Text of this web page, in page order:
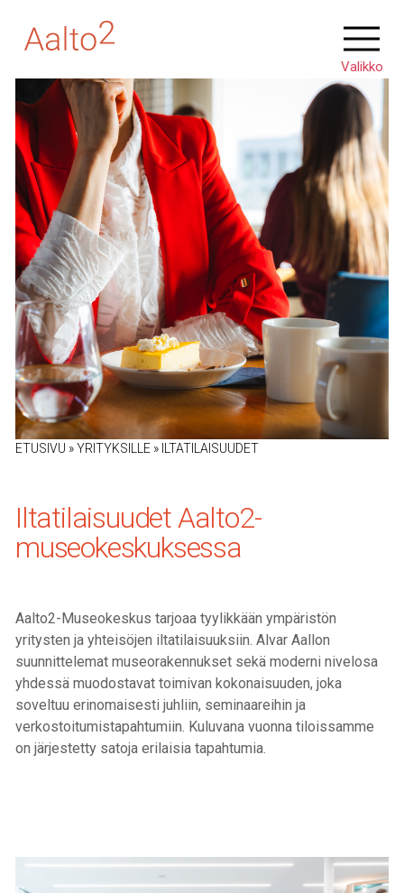
ETUSIVU »YRITYKSILLE » ILTATILAISUUDET
Iltatilaisuudet Aalto2-
museokeskuksessa
Aalto2-Museokeskus tarjoaa tyylikkään ympäristön
yritysten ja yhteisöjen iltatilaisuuksiin. Alvar Aallon
suunnittelemat museorakennukset sekä moderni nivelosa
yhdessä muodostavat toimivan kokonaisuuden, joka
soveltuu erinomaisesti juhliin, seminaareihin ja
verkostoitumistapahtumiin. Kuluvana vuonna tiloissamme
on järjestetty satoja erilaisia tapahtumia.